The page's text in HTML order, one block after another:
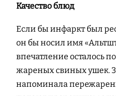
Качество блюд
Если бы инфаркт был
он бы носил имя
впечатление осталось
жареных свиных ушек.
напоминала